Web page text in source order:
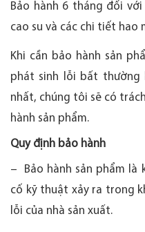
Bảo hành 6 tháng đối
cao su và các chi tiết hao
Khi cần bảo hành sản
phát sinh lỗi bất thường
nhất, chúng tôi sẽ có
hành sản phẩm.
Quy định bảo hành
– Bảo hành sản phẩm là
cố kỹ thuật xảy ra trong
lỗi của nhà sản xuất.